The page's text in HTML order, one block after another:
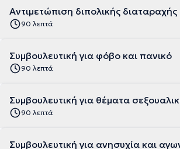
Αντιμετώπιση διπολικής διαταραχής
90 λεπτά
Συμβουλευτική για φόβο και πανικό
90 λεπτά
Συμβουλευτική για θέματα
90 λεπτά
Συμβουλευτική για ανησυχία και